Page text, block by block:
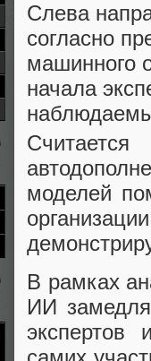
Слева
согласно
машинного
начала
моделей
В рамках
ИИ
экспертов